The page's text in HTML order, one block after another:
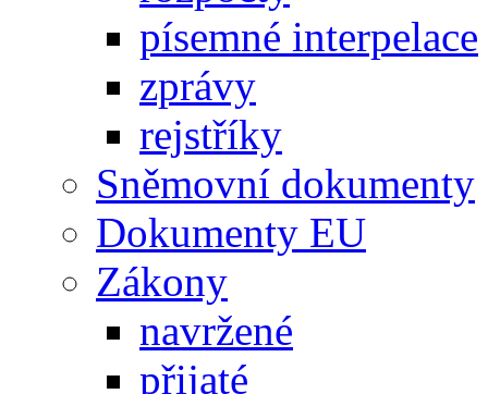
písemné interpelace
zprávy
rejstříky
Sněmovní dokumenty
Dokumenty EU
Zákony
navržené
přijaté